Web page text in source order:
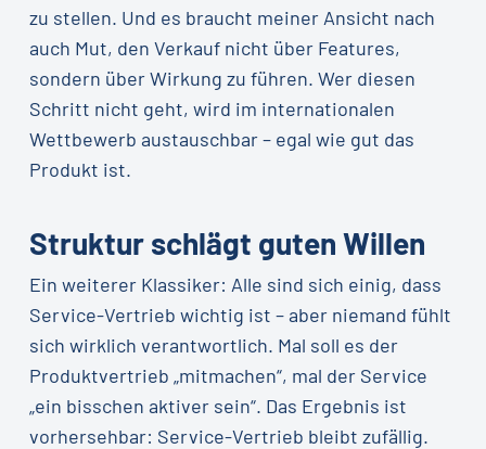
zu stellen. Und es braucht meiner Ansicht nach
auch Mut, den Verkauf nicht über Features,
sondern über Wirkung zu führen. Wer diesen
Schritt nicht geht, wird im internationalen
Wettbewerb austauschbar – egal wie gut das
Produkt ist.
Struktur schlägt guten Willen
Ein weiterer Klassiker: Alle sind sich einig, dass
Service-Vertrieb wichtig ist – aber niemand fühlt
sich wirklich verantwortlich. Mal soll es der
Produktvertrieb „mitmachen“, mal der Service
„ein bisschen aktiver sein“. Das Ergebnis ist
vorhersehbar: Service-Vertrieb bleibt zufällig.